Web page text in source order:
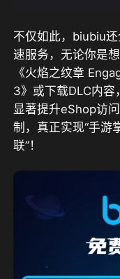
不仅如此，biubiu
速服务，无论你是
《火焰之纹章
3》或下载DLC内容
显著提升eShop访
制，真正实现“手游
联”！